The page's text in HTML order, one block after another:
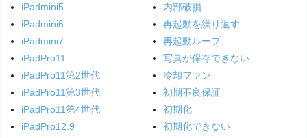
iPadmini5
iPadmini6
iPadmini7
iPadPro11
iPadPro11第2世代
iPadPro11第3世代
iPadPro11第4世代
iPadPro12.9
内部破損
再起動を繰り返す
再起動ループ
写真が保存できない
冷却ファン
初期不良保証
初期化
初期化できない